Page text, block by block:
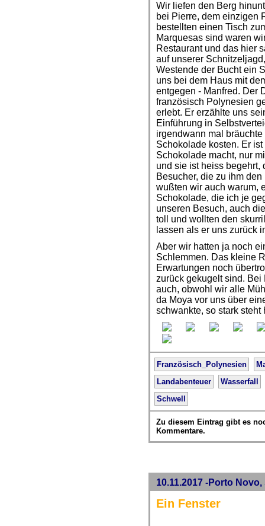
Wir liefen den Berg
bei Pierre, dem einzigen
bestellten einen Tisch
Marquesas sind waren
Restaurant und das hier
auf unserer
Westende der Bucht ein
uns bei dem Haus mit
entgegen - Manfred. Der
französisch Polynesien
erlebt. Er erzählte uns
Einführung in
irgendwann mal
Schokolade kosten. Er
Schokolade macht, nur
und sie ist heiss begehrt,
Besucher, die zu ihm
wußten wir auch warum,
Schokolade, die ich je
unseren Besuch, auch
toll und wollten den
lassen als er uns zurück
Aber wir hatten ja noch
Schlemmen. Das kleine
Erwartungen noch
zurück gekugelt sind.
auch, obwohl wir alle
da Moya vor uns über
schwankte, so stark
Französisch_Polynesien
Landabenteuer
Wasserfall
Schwell
Zu diesem Eintrag gibt es
Kommentare.
10.11.2017 -Porto
Ein Fenster